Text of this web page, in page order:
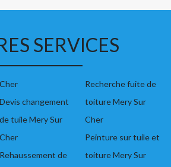
SERVICES
Cher
Devis changement
de tuile Mery Sur
Cher
Rehaussement de
Recherche fuite de
toiture Mery Sur
Cher
Peinture sur tuile et
toiture Mery Sur